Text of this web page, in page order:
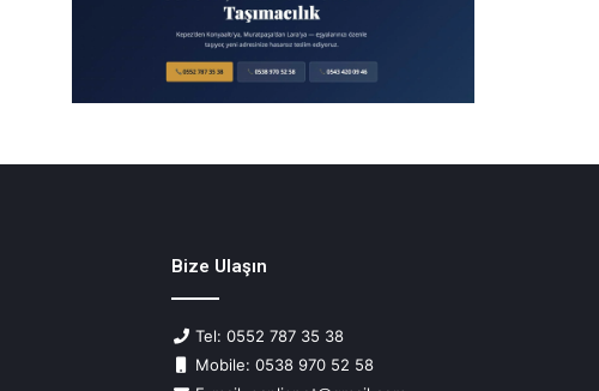
Bize Ulaşın
Tel: 0552 787 35 38
Mobile: 0538 970 52 58